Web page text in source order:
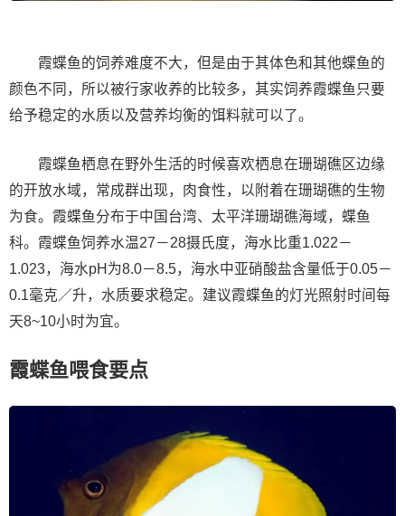
霞蝶鱼的饲养难度不大，但是由于其体色和其他蝶鱼的
颜色不同，所以被行家收养的比较多，其实饲养霞蝶鱼只要
给予稳定的水质以及营养均衡的饵料就可以了。
霞蝶鱼栖息在野外生活的时候喜欢栖息在珊瑚礁区边缘
的开放水域，常成群出现，肉食性，以附着在珊瑚礁的生物
为食。霞蝶鱼分布于中国台湾、太平洋珊瑚礁海域，蝶鱼
科。霞蝶鱼饲养水温27－28摄氏度，海水比重1.022－
1.023，海水pH为8.0－8.5，海水中亚硝酸盐含量低于0.05－
0.1毫克／升，水质要求稳定。建议霞蝶鱼的灯光照射时间每
天8~10小时为宜。
霞蝶鱼喂食要点